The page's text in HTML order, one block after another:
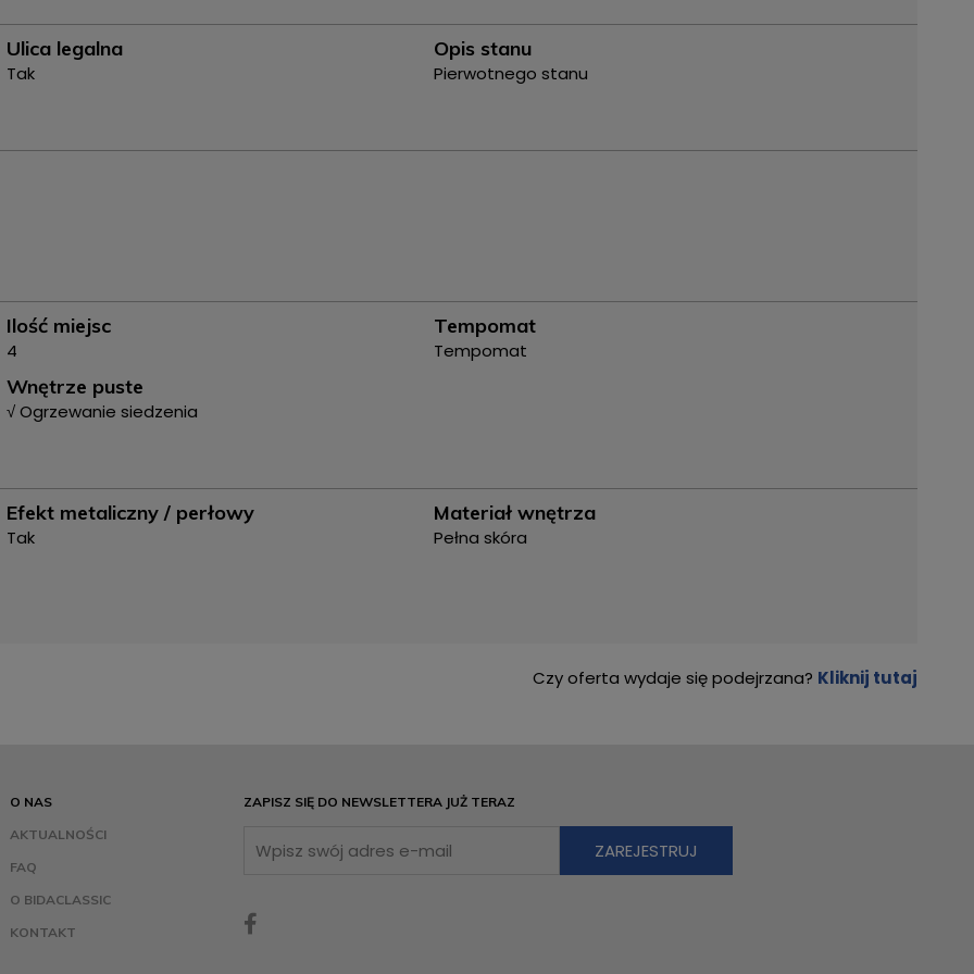
Ulica legalna
Tak
Opis stanu
Pierwotnego stanu
Ilość miejsc
4
Tempomat
Tempomat
Wnętrze puste
√ Ogrzewanie siedzenia
Efekt metaliczny / perłowy
Tak
Materiał wnętrza
Pełna skóra
Czy oferta wydaje się podejrzana? Kliknij tutaj
O NAS
AKTUALNOŚCI
FAQ
O BIDACLASSIC
KONTAKT
ZAPISZ SIĘ DO NEWSLETTERA JUŻ TERAZ